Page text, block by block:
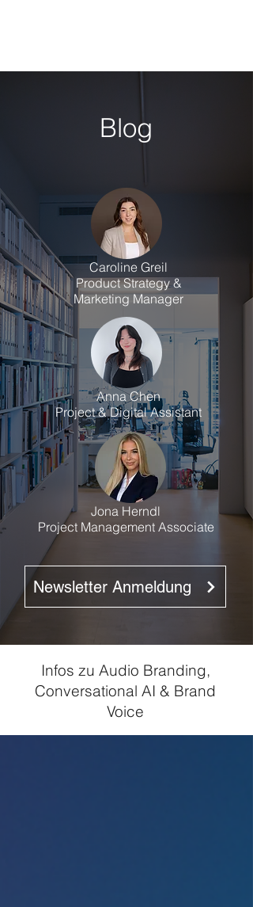
Blog
Caroline Greil
Product Strategy &
Marketing Manager
Anna Chen
Project & Digital Assistant
Jona Herndl
Project Management Associate
Newsletter Anmeldung
Infos zu Audio Branding,
Conversational AI & Brand
Voice